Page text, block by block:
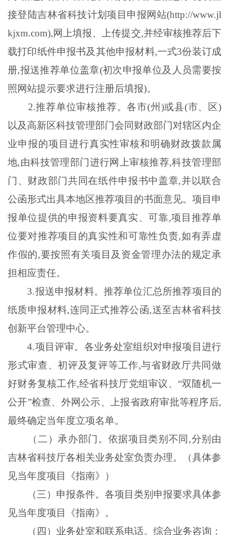
接登陆吉林省科技计划项目申报网站(http://www.jl
kjxm.com),网上填报、上传提交,并经审核推荐后下
载打印纸件申报书及其他申报材料,一式3份装订成
册,报送推荐单位盖章(初次申报单位及人员需要按
照网站提示要求进行注册后填报)。
2.推荐单位审核推荐。各市(州)或县(市、区)
以及高新区科技管理部门会同财政部门对辖区内企
业申报的项目进行真实性审核和明确财政拨款属
地,由科技管理部门进行网上审核推荐,科技管理部
门、财政部门共同在纸件申报书中盖章,并以联合
公函形式出具本地区推荐项目的书面意见。项目申
报单位提供的申报资料要真实、可靠,项目推荐单
位要对推荐项目的真实性和可靠性负责,如有弄虚
作假的,要按照有关项目及资金管理办法的规定承
担相应责任。
3.报送申报材料。推荐单位汇总所推荐项目的
纸质申报材料,连同正式推荐公函,送至吉林省科技
创新平台管理中心。
4.项目评审。各业务处室组织对申报项目进行
形式审查、初评及复评等工作,与省财政厅共同做
好财务复核工作,经省科技厅党组审议、“双随机一
公开”检查、外网公示、上报省政府审批等程序后,
最终确定当年度立项名单。
（二）承办部门。依据项目类别不同,分别由
吉林省科技厅各相关业务处室负责办理。（具体参
见当年度项目《指南》）
（三）申报条件。各项目类别申报要求具体参
见当年度项目《指南》。
（四）业务处室和联系电话。综合业务咨询：